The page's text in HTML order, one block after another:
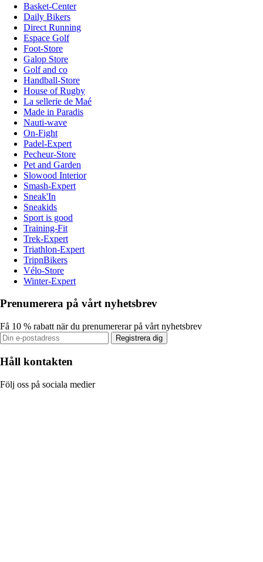
Basket-Center
Daily Bikers
Direct Running
Espace Golf
Foot-Store
Galop Store
Golf and co
Handball-Store
House of Rugby
La sellerie de Maé
Made in Paradis
Nauti-wave
On-Fight
Padel-Expert
Pecheur-Store
Pet and Garden
Slowood Interior
Smash-Expert
Sneak'In
Sneakids
Sport is good
Training-Fit
Trek-Expert
Triathlon-Expert
TripnBikers
Vélo-Store
Winter-Expert
Prenumerera på vårt nyhetsbrev
Få 10 % rabatt när du prenumererar på vårt nyhetsbrev
Registrera dig
Håll kontakten
Följ oss på sociala medier